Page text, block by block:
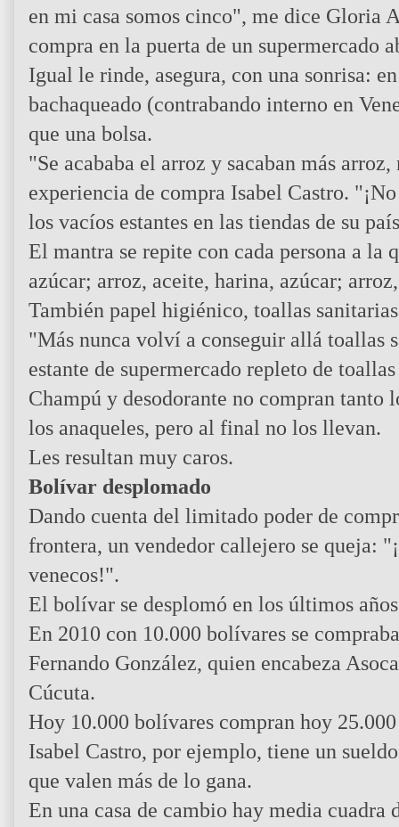
en mi casa somos cinco", me dice Gloria
compra en la puerta de un supermercado
Igual le rinde, asegura, con una sonrisa:
bachaqueado (contrabando interno en
que una bolsa.
"Se acababa el arroz y sacaban más
experiencia de compra Isabel Castro.
los vacíos estantes en las tiendas de su
El mantra se repite con cada persona a la
azúcar; arroz, aceite, harina, azúcar;
También papel higiénico, toallas
"Más nunca volví a conseguir allá toallas
estante de supermercado repleto de
Champú y desodorante no compran tanto
los anaqueles, pero al final no los llevan.
Les resultan muy caros.
Bolívar desplomado
Dando cuenta del limitado poder de
frontera, un vendedor callejero se queja:
venecos!".
El bolívar se desplomó en los últimos
En 2010 con 10.000 bolívares se
Fernando González, quien encabeza
Cúcuta.
Hoy 10.000 bolívares compran hoy 25.000
Isabel Castro, por ejemplo, tiene un
que valen más de lo gana.
En una casa de cambio hay media cuadra